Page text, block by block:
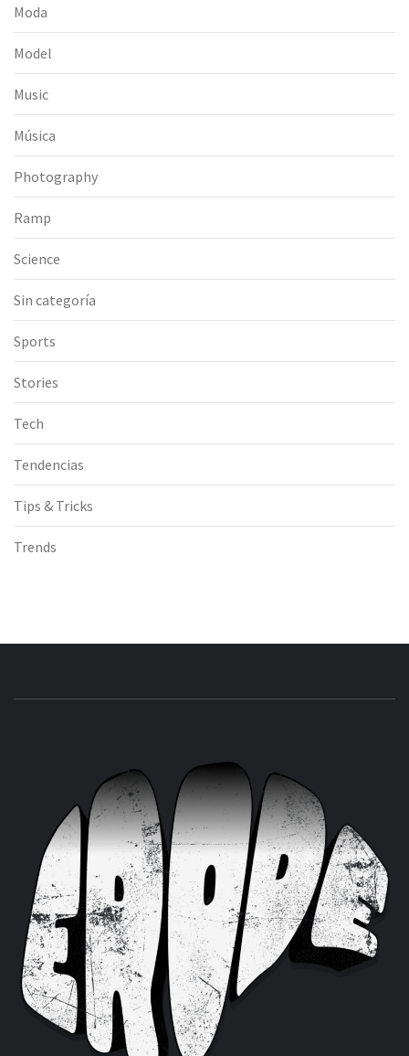
Moda
Model
Music
Música
Photography
Ramp
Science
Sin categoría
Sports
Stories
Tech
Tendencias
Tips & Tricks
Trends